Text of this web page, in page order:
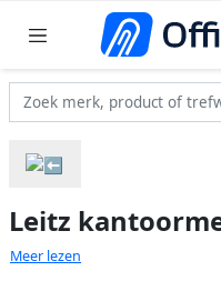
Leitz
Meer lezen